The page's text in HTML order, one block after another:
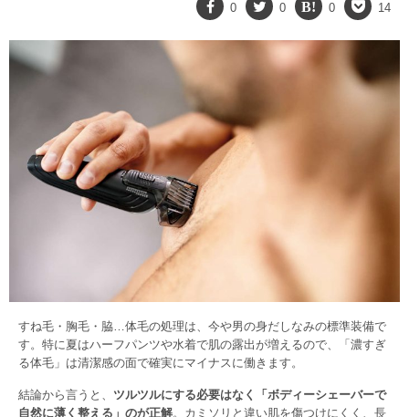
0 0 0 14
すね毛・胸毛・脇…体毛の処理は、今や男の身だしなみの標準装備で
す。特に夏はハーフパンツや水着で肌の露出が増えるので、「濃すぎ
る体毛」は清潔感の面で確実にマイナスに働きます。
結論から言うと、 ツルツルにする必要はなく「ボディーシェーバーで
自然に薄く整える」のが正解。カミソリと違い肌を傷つけにくく、長